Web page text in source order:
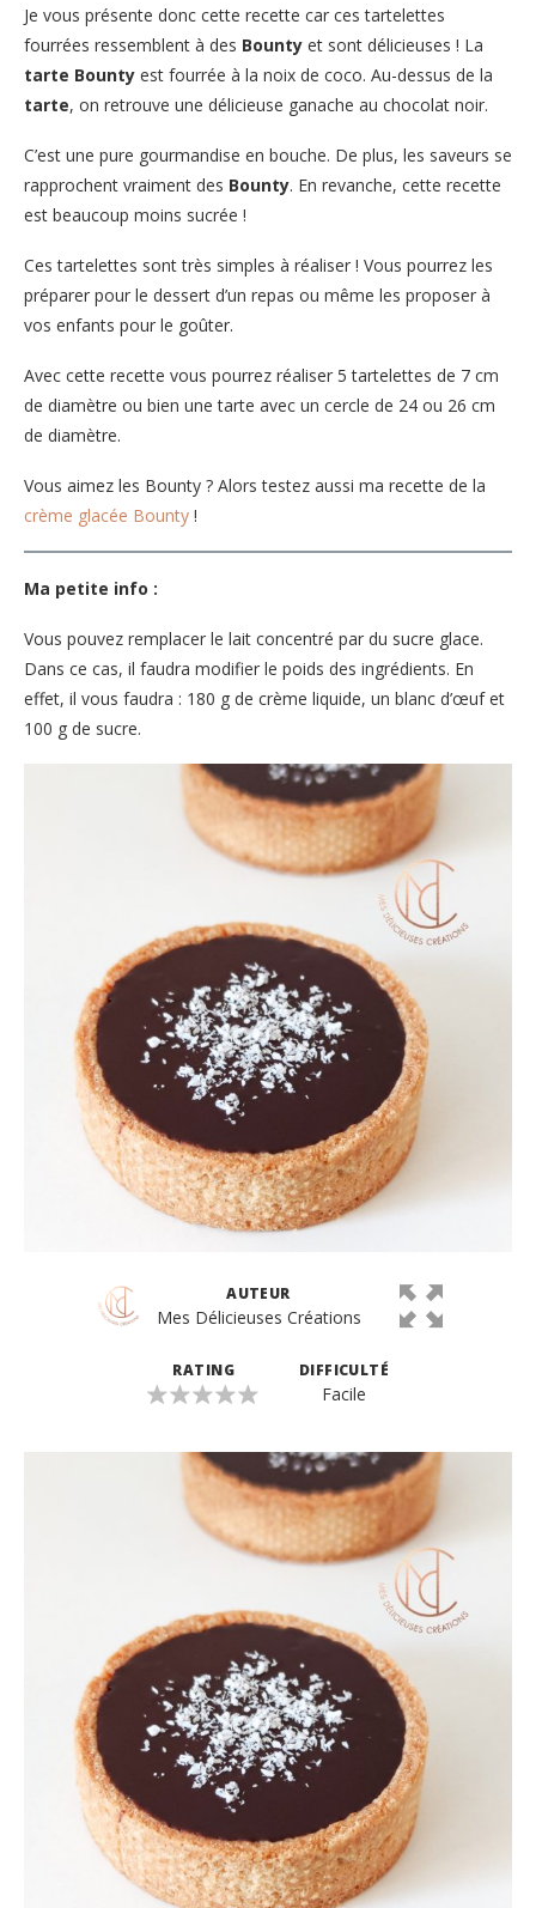
Je vous présente donc cette recette car ces tartelettes
fourrées ressemblent à des Bounty et sont délicieuses ! La
tarte Bounty est fourrée à la noix de coco. Au-dessus de la
tarte, on retrouve une délicieuse ganache au chocolat noir.
C’est une pure gourmandise en bouche. De plus, les saveurs se
rapprochent vraiment des Bounty. En revanche, cette recette
est beaucoup moins sucrée !
Ces tartelettes sont très simples à réaliser ! Vous pourrez les
préparer pour le dessert d’un repas ou même les proposer à
vos enfants pour le goûter.
Avec cette recette vous pourrez réaliser 5 tartelettes de 7 cm
de diamètre ou bien une tarte avec un cercle de 24 ou 26 cm
de diamètre.
Vous aimez les Bounty ? Alors testez aussi ma recette de la
crème glacée Bounty !
Ma petite info :
Vous pouvez remplacer le lait concentré par du sucre glace.
Dans ce cas, il faudra modifier le poids des ingrédients. En
effet, il vous faudra : 180 g de crème liquide, un blanc d’œuf et
100 g de sucre.
AUTEUR
Mes Délicieuses Créations
RATING DIFFICULTÉ
Facile